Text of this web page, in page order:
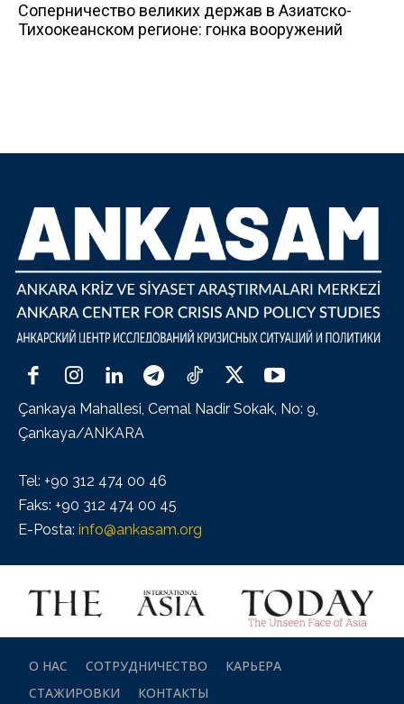
Соперничество великих держав в Азиатско-
Тихоокеанском регионе: гонка вооружений
Çankaya Mahallesi, Cemal Nadir Sokak, No: 9,
Çankaya/ANKARA
Tel: +90 312 474 00 46
Faks: +90 312 474 00 45
E-Posta: info@ankasam.org
О НАС СОТРУДНИЧЕСТВО
КАРЬЕРА
СТАЖИРОВКИ
КОНТАКТЫ